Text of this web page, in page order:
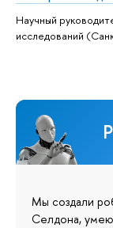
Научный
исследований
Мы создали
Селдона,